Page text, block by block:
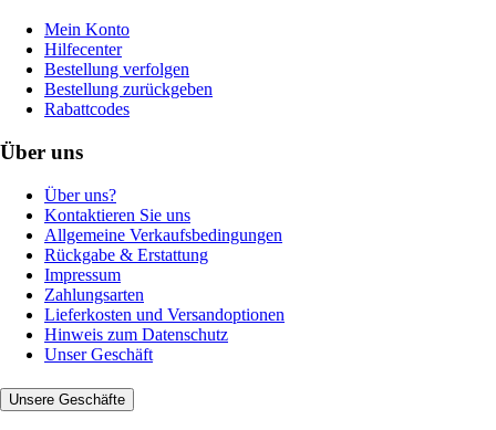
Mein Konto
Hilfecenter
Bestellung verfolgen
Bestellung zurückgeben
Rabattcodes
Über uns
Über uns?
Kontaktieren Sie uns
Allgemeine Verkaufsbedingungen
Rückgabe & Erstattung
Impressum
Zahlungsarten
Lieferkosten und Versandoptionen
Hinweis zum Datenschutz
Unser Geschäft
Unsere Geschäfte